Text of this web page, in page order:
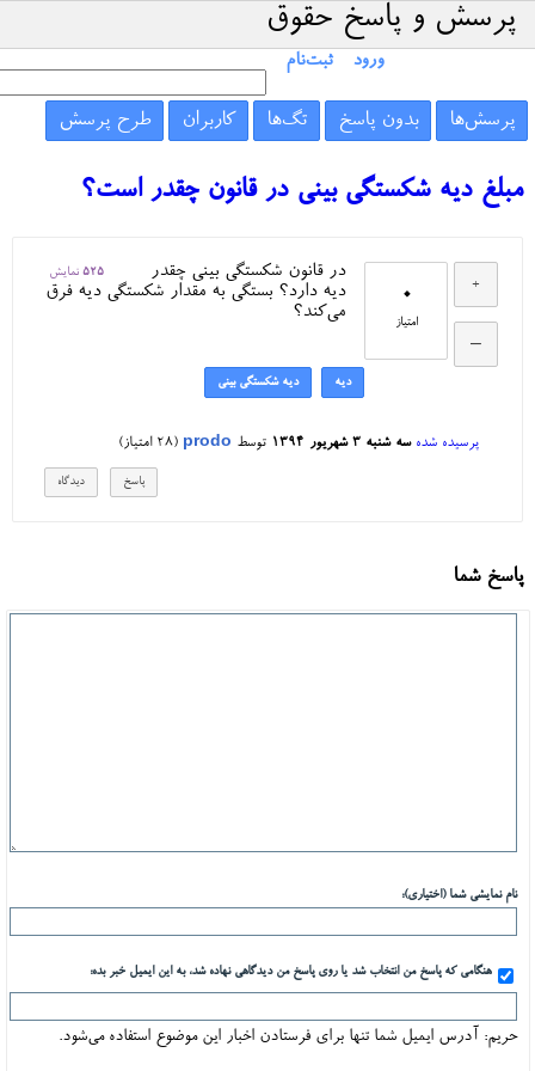
پرسش و پاسخ حقوق
ورود ثبت‌نام
پرسش‌ها بدون پاسخ تگ‌ها کاربران طرح پرسش
مبلغ دیه شکستگی بینی در قانون چقدر است؟
0
امتیاز
525 نمایش
در قانون شکستگی بینی چقدر
دیه دارد؟ بستگی به مقدار شکستگی دیه فرق
می‌کند؟
دیه دیه شکستگی بینی
پرسیده شده سه شنبه ۳ شهریور ۱۳۹۴ توسط prodo
(
28 امتیاز)
پاسخ شما
نام نمایشی شما (اختیاری):
هنگامی که پاسخ من انتخاب شد یا روی پاسخ من دیدگاهی نهاده شد، به این ایمیل خبر بده:
حریم: آدرس ایمیل شما تنها برای فرستادن اخبار این موضوع استفاده می‌شود.